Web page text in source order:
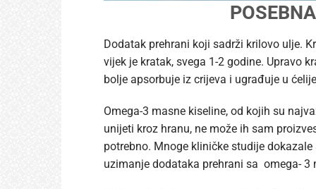
Dodatak prehrani koji sadrži krilovo ulje.
vijek je kratak, svega 1-2 godine. Upravo
bolje apsorbuje iz crijeva i ugrađuje u
Omega-3 masne kiseline, od kojih su
unijeti kroz hranu, ne može ih sam
potrebno. Mnoge kliničke studije
uzimanje dodataka prehrani sa omega- 3